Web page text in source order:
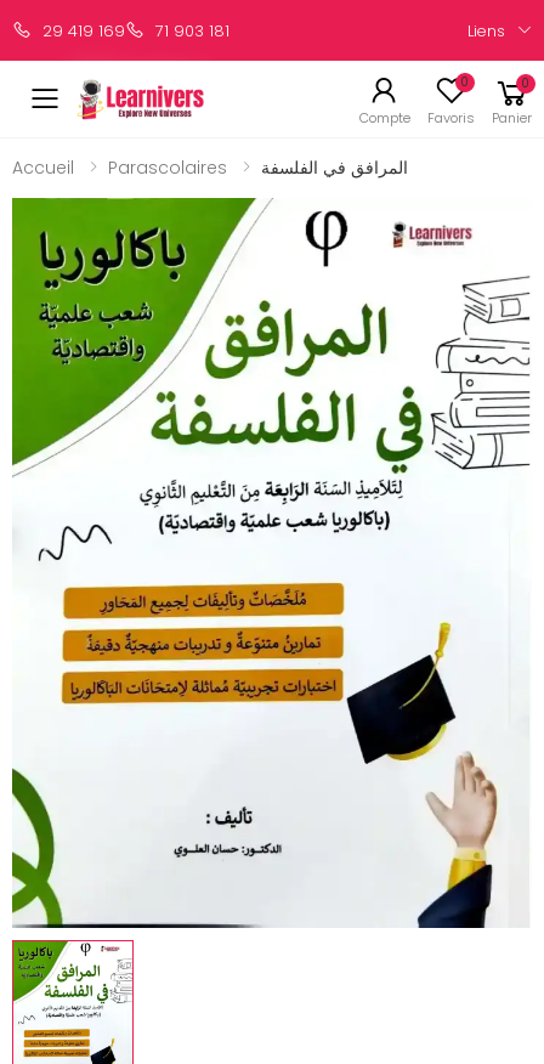
29 419 169 71 903 181 Liens
Compte
0
Favoris
0
Panier
Accueil Parascolaires المرافق في الفلسفة